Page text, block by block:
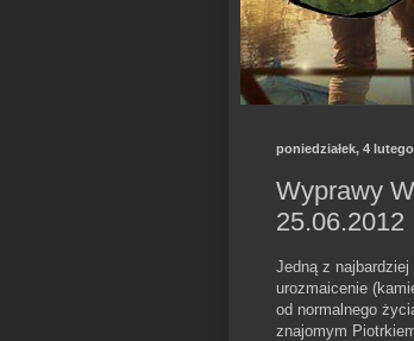
poniedziałek, 4
Wyprawy
25.06.2012
Jedną z
urozmaicenie
od normalnego
znajomym